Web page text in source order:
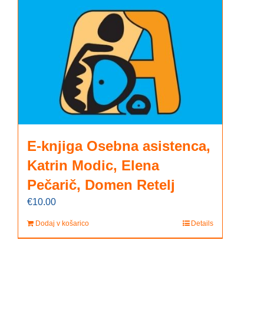
E-knjiga Osebna asistenca,
Katrin Modic, Elena
Pečarič, Domen Retelj
€10.00
Dodaj v košarico Details